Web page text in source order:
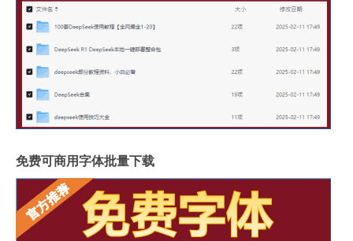
免费可商用字体批量下载